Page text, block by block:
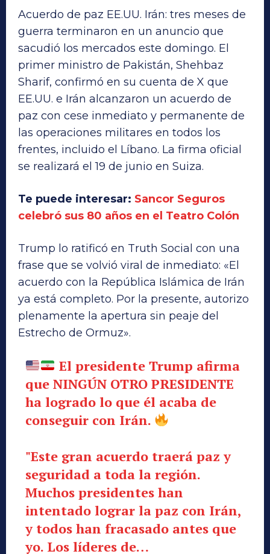
Acuerdo de paz EE.UU. Irán: tres meses de
guerra terminaron en un anuncio que
sacudió los mercados este domingo. El
primer ministro de Pakistán, Shehbaz
Sharif, confirmó en su cuenta de X que
EE.UU. e Irán alcanzaron un acuerdo de
paz con cese inmediato y permanente de
las operaciones militares en todos los
frentes, incluido el Líbano. La firma oficial
se realizará el 19 de junio en Suiza.
Te puede interesar: Sancor Seguros
celebró sus 80 años en el Teatro Colón
Trump lo ratificó en Truth Social con una
frase que se volvió viral de inmediato: «El
acuerdo con la República Islámica de Irán
ya está completo. Por la presente, autorizo
plenamente la apertura sin peaje del
Estrecho de Ormuz».
El presidente Trump afirma
que NINGÚN OTRO PRESIDENTE
ha logrado lo que él acaba de
conseguir con Irán.
"Este gran acuerdo traerá paz y
seguridad a toda la región.
Muchos presidentes han
intentado lograr la paz con Irán,
y todos han fracasado antes que
yo. Los líderes de…